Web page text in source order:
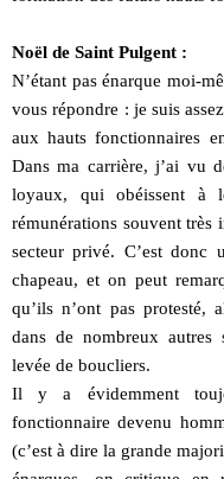
Noël de Saint Pulgent :
N’étant pas énarque moi-
vous répondre : je suis
aux hauts fonctionnaires
Dans ma carrière, j’ai vu
loyaux, qui obéissent à
rémunérations souvent très
secteur privé. C’est
chapeau, et on peut
qu’ils n’ont pas protesté,
dans de nombreux autres
levée de boucliers.
Il y a évidemment
fonctionnaire devenu
(c’est à dire la grande